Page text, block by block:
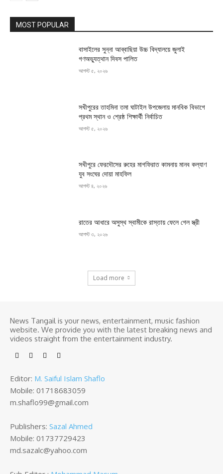
MOST POPULAR
বাসাইলের সুন্না আব্বাছিয়া উচ্চ বিদ্যালয়ে জুলাই
গণঅভ্যুত্থান দিবস পালিত
আগস্ট ৫, ২০২৬
সখীপুরের তাহমিনা তমা ঘাটাইল উপজেলায় মানবিক বিভাগে
প্রথম স্থান ও শ্রেষ্ঠ শিক্ষার্থী নির্বাচিত
আগস্ট ৫, ২০২৬
সখীপুরে ফেরদৌসের রুহের মাগফিরাত কামনায় মানব কল্যাণ
যুব সংঘের দোয়া মাহফিল
আগস্ট ৪, ২০২৬
রাতের আধারে অসুস্থ স্বামীকে রাস্তায় ফেলে গেল স্ত্রী
আগস্ট ৩, ২০২৬
Load more
News Tangail is your news, entertainment, music fashion
website. We provide you with the latest breaking news and
videos straight from the entertainment industry.
Editor: M. Saiful Islam Shaflo
Mobile: 01718683059
m.shaflo99@gmail.com
Publishers: Sazal Ahmed
Mobile: 01737729423
md.sazalc@yahoo.com